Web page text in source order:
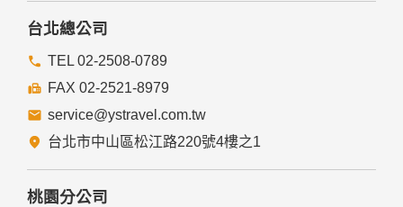
四、網站對外的相關連結
提供的連結，點選進入其他網站。但該連結網站不適用本網站
的隱私權保護政策，您必須參考該連結網站中的隱私權保護政
策。
五、與第三人共用個人資料之政策
本網站絕不會提供、交換、出租或出售任何您的個人資料給其
他個人、團體、私人企業或公務機關，但有法律依據或合約義
務者，不在此限。
台北總公司
TEL 02-2508-0789
FAX 02-2521-8979
service@ystravel.com.tw
台北市中山區松江路220號4樓之1
桃園分公司